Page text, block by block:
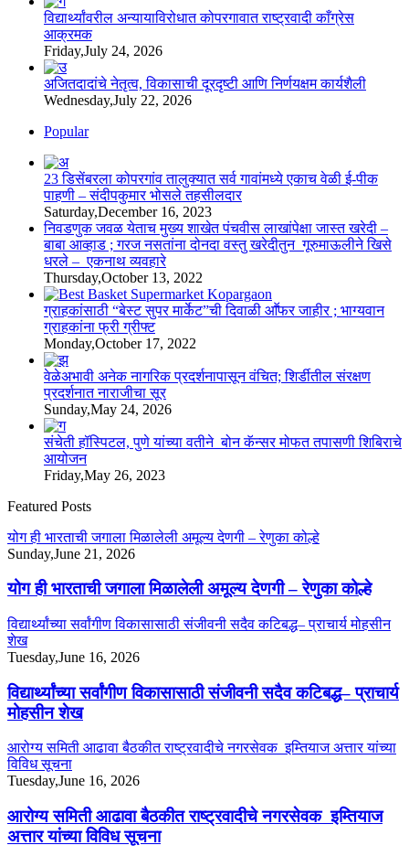
विद्यार्थ्यांवरील अन्यायाविरोधात कोपरगावात राष्ट्रवादी काँग्रेस
आक्रमक
Friday,July 24, 2026
अजितदादांचे नेतृत्व, विकासाची दूरदृष्टी आणि निर्णयक्षम कार्यशैली
Wednesday,July 22, 2026
Popular
23 डिसेंबरला कोपरगांव तालुक्‍यात सर्व गावांमध्ये एकाच वेळी ई-पीक
पाहणी – संदीपकुमार भोसले तहसीलदार
Saturday,December 16, 2023
निवडणुक जवळ येताच मुख्य शाखेत पंचवीस लाखांपेक्षा जास्त खरेदी –
बाबा आव्हाड ; गरज नसतांना दोनदा वस्तु खरेदीतुन गूरुमाऊलीने खिसे
धरले – एकनाथ व्यवहारे
Thursday,October 13, 2022
ग्राहकांसाठी “बेस्ट सुपर मार्केट”ची दिवाळी आॕफर जाहीर ; भाग्यवान
ग्राहकांना फ्री ग्रीफ्ट
Monday,October 17, 2022
वेळेअभावी अनेक नागरिक प्रदर्शनापासून वंचित; शिर्डीतील संरक्षण
प्रदर्शनात नाराजीचा सूर
Sunday,May 24, 2026
संचेती हॉस्पिटल, पुणे यांच्या वतीने बोन कॅन्सर मोफत तपासणी शिबिराचे
आयोजन
Friday,May 26, 2023
Featured Posts
योग ही भारताची जगाला मिळालेली अमूल्य देणगी – रेणुका कोल्हे
Sunday,June 21, 2026
योग ही भारताची जगाला मिळालेली अमूल्य देणगी – रेणुका कोल्हे
विद्यार्थ्यांच्या सर्वांगीण विकासासाठी संजीवनी सदैव कटिबद्ध– प्राचार्य मोहसीन
शेख
Tuesday,June 16, 2026
विद्यार्थ्यांच्या सर्वांगीण विकासासाठी संजीवनी सदैव कटिबद्ध– प्राचार्य
मोहसीन शेख
आरोग्य समिती आढावा बैठकीत राष्ट्रवादीचे नगरसेवक इम्तियाज अत्तार यांच्या
विविध सूचना
Tuesday,June 16, 2026
आरोग्य समिती आढावा बैठकीत राष्ट्रवादीचे नगरसेवक इम्तियाज
अत्तार यांच्या विविध सूचना